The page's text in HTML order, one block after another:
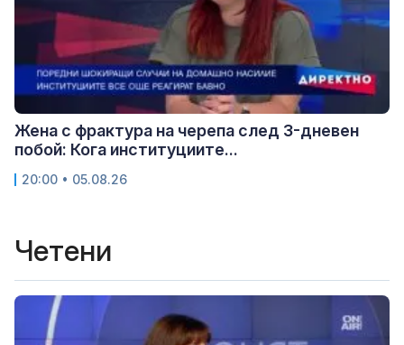
Жена с фрактура на черепа след 3-дневен
побой: Кога институциите...
20:00 • 05.08.26
Четени